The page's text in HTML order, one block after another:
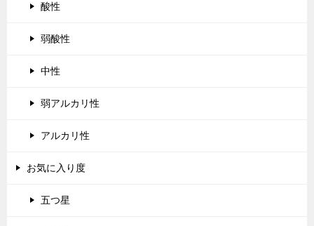
酸性
弱酸性
中性
弱アルカリ性
アルカリ性
お気に入り度
五つ星